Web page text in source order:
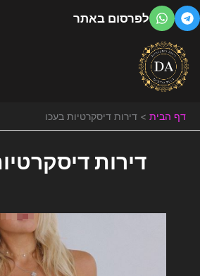
דילוג
לתוכן
לפרסום באתר
דף הבית דירות דיסקרטיות בעכו
דירות